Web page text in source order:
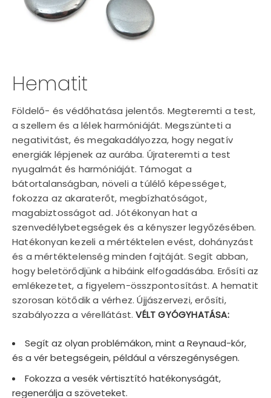
Hematit
Földelő- és védőhatása jelentős. Megteremti a test,
a szellem és a lélek harmóniáját. Megszünteti a
negativitást, és megakadályozza, hogy negatív
energiák lépjenek az aurába. Újrateremti a test
nyugalmát és harmóniáját. Támogat a
bátortalanságban, növeli a túlélő képességet,
fokozza az akaraterőt, megbízhatóságot,
magabiztosságot ad. Jótékonyan hat a
szenvedélybetegségek és a kényszer legyőzésében.
Hatékonyan kezeli a mértéktelen evést, dohányzást
és a mértéktelenség minden fajtáját. Segít abban,
hogy beletörődjünk a hibáink elfogadásába. Erősíti az
emlékezetet, a figyelem-összpontosítást. A hematit
szorosan kötődik a vérhez. Újjászervezi, erősíti,
szabályozza a vérellátást.VÉLT GYÓGYHATÁSA:
Segít az olyan problémákon, mint a Reynaud-kór,
és a vér betegségein, például a vérszegénységen.
Fokozza a vesék vértisztító hatékonyságát,
regenerálja a szöveteket.